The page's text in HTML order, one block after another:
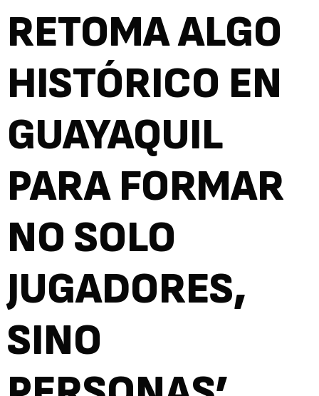
RETOMA ALGO
HISTÓRICO EN
GUAYAQUIL
PARA FORMAR
NO SOLO
JUGADORES,
SINO